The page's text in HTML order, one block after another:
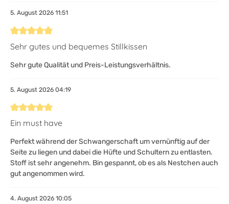
5. August 2026 11:51
Bewertung mit 5 von 5 Sternen
Sehr gutes und bequemes Stillkissen
Sehr gute Qualität und Preis-Leistungsverhältnis.
5. August 2026 04:19
Bewertung mit 5 von 5 Sternen
Ein must have
Perfekt während der Schwangerschaft um vernünftig auf der
Seite zu liegen und dabei die Hüfte und Schultern zu entlasten.
Stoff ist sehr angenehm. Bin gespannt, ob es als Nestchen auch
gut angenommen wird.
4. August 2026 10:05